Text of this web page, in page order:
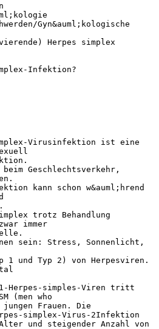
Gyn&auml;kologische
Herpes simplex
Infektion?
Virusinfektion ist eine
Geschlechtsverkehr,
kann schon w&auml;hrend
trotz Behandlung
immer
sein: Stress, Sonnenlicht,
1 und Typ 2) von Herpesviren.
Herpes-simples-Viren tritt
(men who
jungen Frauen. Die
simplex-Virus-2Infektion
Alter und steigender Anzahl von